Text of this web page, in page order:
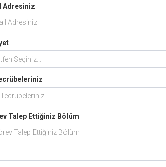
Adresiniz
Seçiniz...
Talep Ettiğiniz Bölüm